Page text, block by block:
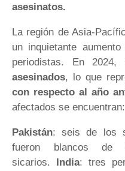
asesinatos.
La región de Asia-
un inquietante
periodistas. En 2024,
asesinados, lo que
con respecto al año
afectados se encuentran:
Pakistán: seis de los
fueron blancos de
sicarios.
India: tres